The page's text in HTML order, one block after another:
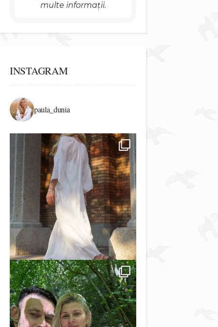
multe informații.
INSTAGRAM
paula_dunia